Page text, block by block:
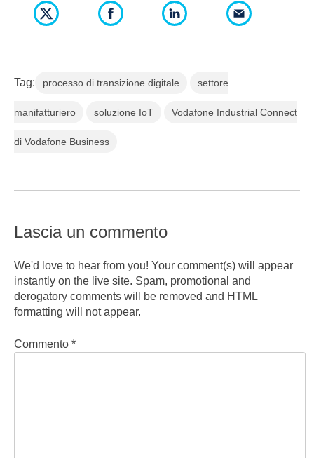
Tag: processo di transizione digitale settore
manifatturiero soluzione IoT Vodafone Industrial Connect
di Vodafone Business
Lascia un commento
We'd love to hear from you! Your comment(s) will appear
instantly on the live site. Spam, promotional and
derogatory comments will be removed and HTML
formatting will not appear.
Commento *